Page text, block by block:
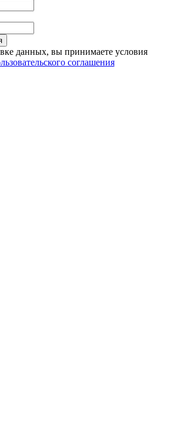
данных, вы принимаете условия
соглашения